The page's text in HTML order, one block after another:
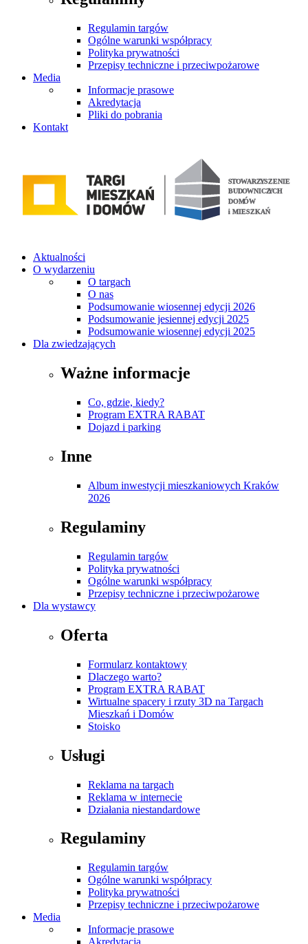
Regulamin targów
Ogólne warunki współpracy
Polityka prywatności
Przepisy techniczne i przeciwpożarowe
Media
Informacje prasowe
Akredytacja
Pliki do pobrania
Kontakt
Aktualności
O wydarzeniu
O targach
O nas
Podsumowanie wiosennej edycji 2026
Podsumowanie jesiennej edycji 2025
Podsumowanie wiosennej edycji 2025
Dla zwiedzających
Ważne informacje
Co, gdzie, kiedy?
Program EXTRA RABAT
Dojazd i parking
Inne
Album inwestycji mieszkaniowych Kraków
2026
Regulaminy
Regulamin targów
Polityka prywatności
Ogólne warunki współpracy
Przepisy techniczne i przeciwpożarowe
Dla wystawcy
Oferta
Formularz kontaktowy
Dlaczego warto?
Program EXTRA RABAT
Wirtualne spacery i rzuty 3D na Targach
Mieszkań i Domów
Stoisko
Usługi
Reklama na targach
Reklama w internecie
Działania niestandardowe
Regulaminy
Regulamin targów
Ogólne warunki współpracy
Polityka prywatności
Przepisy techniczne i przeciwpożarowe
Media
Informacje prasowe